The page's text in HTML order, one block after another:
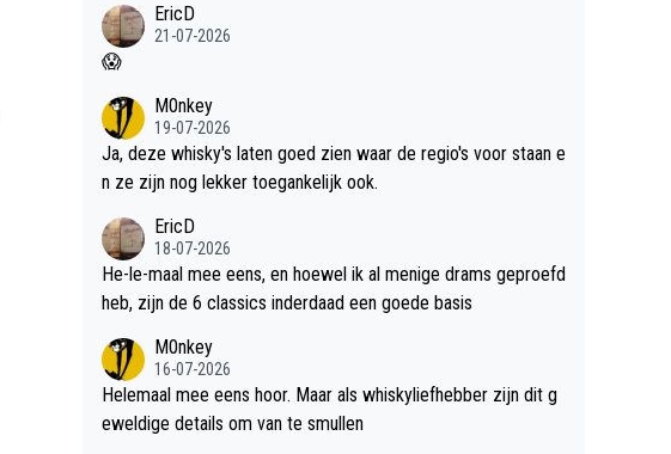
EricD
21-07-2026
😱
M0nkey
19-07-2026
Ja, deze whisky's laten goed zien waar de regio's voor staan e
n ze zijn nog lekker toegankelijk ook.
EricD
18-07-2026
He-le-maal mee eens, en hoewel ik al menige drams geproefd
heb, zijn de 6 classics inderdaad een goede basis
M0nkey
16-07-2026
Helemaal mee eens hoor. Maar als whiskyliefhebber zijn dit g
eweldige details om van te smullen